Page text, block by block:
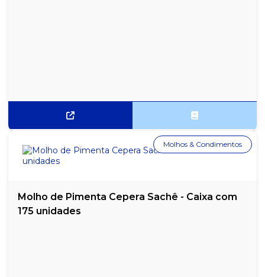
Molho de Pimenta Cepera Sachê - Caixa com
175 unidades
Molhos & Condimentos